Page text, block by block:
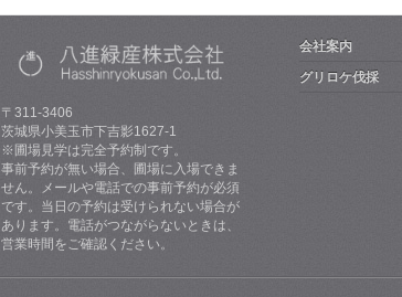
〒311-3406
茨城県小美玉市下吉影1627-1
※圃場見学は完全予約制です。
事前予約が無い場合、圃場に入場できま
せん。メールや電話での事前予約が必須
です。当日の予約は受けられない場合が
あります。電話がつながらないときは、
営業時間をご確認ください。
会社案内
グリロケ伐採